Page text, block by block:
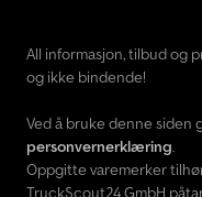
All informasjon, tilbud og
og ikke bindende!
Ved å bruke denne siden
personvernerklæring.
Oppgitte varemerker
TruckScout24 GmbH